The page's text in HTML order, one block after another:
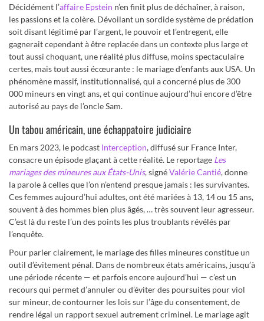
Décidément l’affaire Epstein n’en finit plus de déchaîner, à raison,
les passions et la colère. Dévoilant un sordide système de prédation
soit disant légitimé par l’argent, le pouvoir et l’entregent, elle
gagnerait cependant à être replacée dans un contexte plus large et
tout aussi choquant, une réalité plus diffuse, moins spectaculaire
certes, mais tout aussi écœurante : le mariage d’enfants aux USA. Un
phénomène massif, institutionnalisé, qui a concerné plus de 300
000 mineurs en vingt ans, et qui continue aujourd’hui encore d’être
autorisé au pays de l’oncle Sam.
Un tabou américain, une échappatoire judiciaire
En mars 2023, le podcast Interception, diffusé sur France Inter,
consacre un épisode glaçant à cette réalité. Le reportage Les
mariages des mineures aux États-Unis, signéValérie Cantié, donne
la parole à celles que l’on n’entend presque jamais : les survivantes.
Ces femmes aujourd’hui adultes, ont été mariées à 13, 14 ou 15 ans,
souvent à des hommes bien plus âgés, … très souvent leur agresseur.
C’est là du reste l’un des points les plus troublants révélés par
l’enquête.
Pour parler clairement, le mariage des filles mineures constitue un
outil d’évitement pénal. Dans de nombreux états américains, jusqu’à
une période récente — et parfois encore aujourd’hui — c’est un
recours qui permet d’annuler ou d’éviter des poursuites pour viol
sur mineur, de contourner les lois sur l’âge du consentement, de
rendre légal un rapport sexuel autrement criminel. Le mariage agit